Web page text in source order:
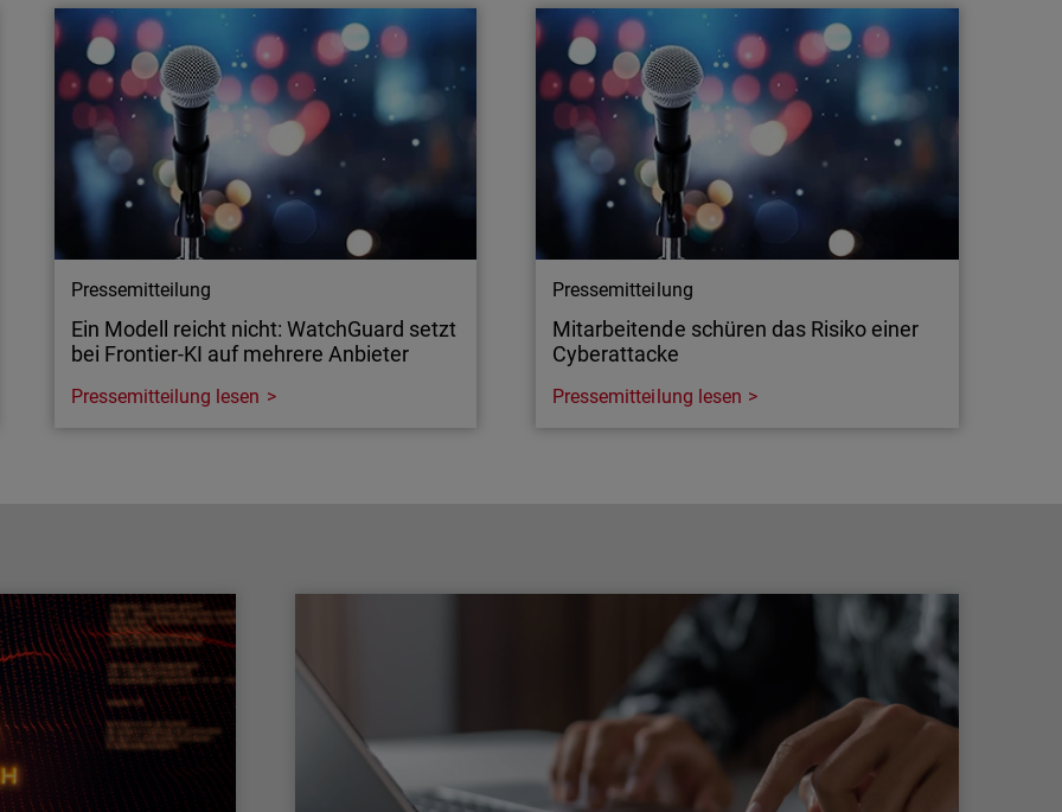
Pressemitteilung
Ein Modell reicht nicht: WatchGuard setzt
bei Frontier-KI auf mehrere Anbieter
Investitionen in Frontier-KI, um noch mehr
Anwendungssicherheit zu gewährleisten.
Managed Service Provider und Unternehmen
profitieren von fortschrittlichen Funktionen –
sowohl von OpenAI als auch Anthropic.
Während sich andere Anbieter auf ein einziges
KI…
Pressemitteilung lesen
Pressemitteilung
Mitarbeitende schüren das Risiko einer
Cyberattacke
Technologies zeigt, dass das Verhalten der
Belegschaft von kleinen und
mittelständischen Unternehmen (KMU) mit
erheblichen und oft verborgenen
Cybersicherheitsrisiken einhergeht. Laut dem
Cybersecurity Hygiene Report 2026 geben 64
Prozent der Befragten zu, nicht…
Pressemitteilung lesen